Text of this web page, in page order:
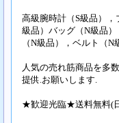
高級腕時計（S級品）
級品）バッグ（N級品
（N級品），ベルト（N
人気の売れ筋商品を多
提供.お願いします.
★歓迎光臨★送料無料(